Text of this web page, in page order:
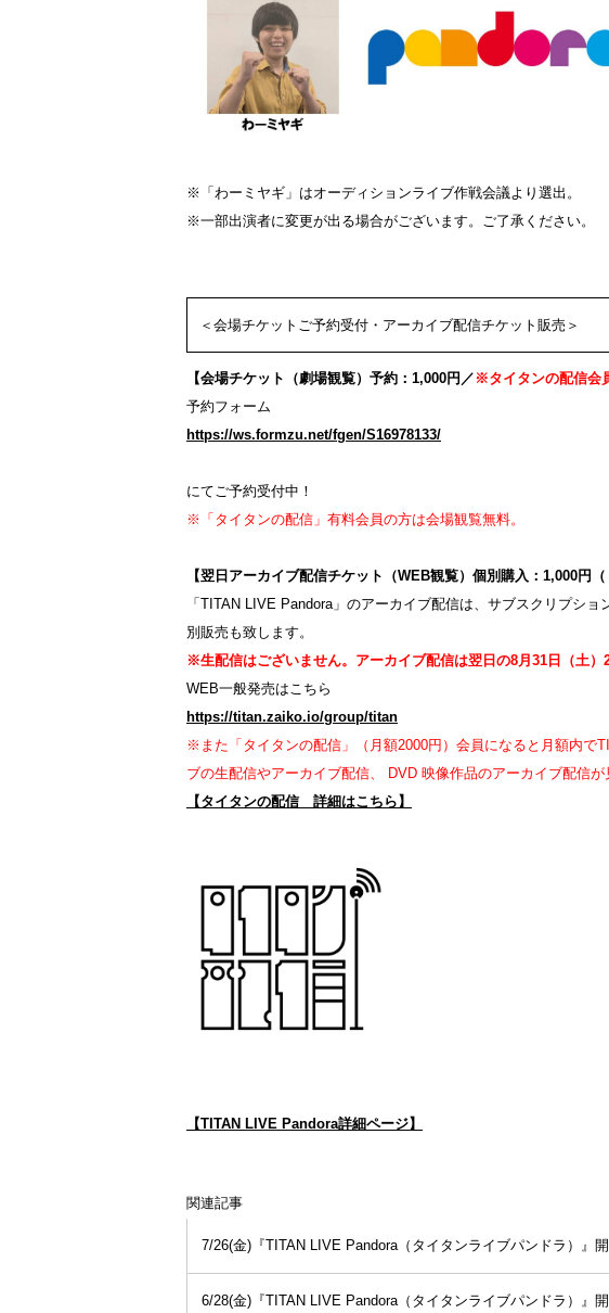
※「わーミヤギ」はオーディションライブ作戦会議より選出。
※一部出演者に変更が出る場合がございます。ご了承ください。
＜会場チケットご予約受付・アーカイブ配信チケット販売＞
【会場チケット（劇場観覧）予約：1,000円／ ※タイタンの配信会
予約フォーム
https://ws.formzu.net/fgen/S16978133/
にてご予約受付中！
※「タイタンの配信」有料会員の方は会場観覧無料。
【翌日アーカイブ配信チケット（WEB観覧）個別購入：1,000円（
「TITAN LIVE Pandora」のアーカイブ配信は、サブスクリプシ
別販売も致します。
※生配信はございません。アーカイブ配信は翌日の8月31日（土）
WEB一般発売はこちら
https://titan.zaiko.io/group/titan
※また「タイタンの配信」（月額2000円）会員になると月額内で
ブの生配信やアーカイブ配信、 DVD 映像作品のアーカイブ配信が
【タイタンの配信 詳細はこちら】
【TITAN LIVE Pandora詳細ページ】
関連記事
7/26(金)『TITAN LIVE Pandora（タイタンライブパンドラ）』
6/28(金)『TITAN LIVE Pandora（タイタンライブパンドラ）』